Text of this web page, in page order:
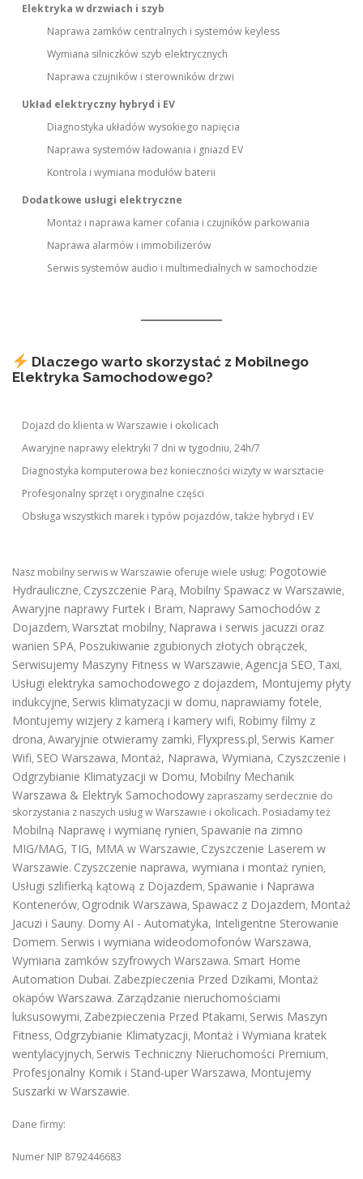
Elektryka w drzwiach i szyb
Naprawa zamków centralnych i systemów keyless
Wymiana silniczków szyb elektrycznych
Naprawa czujników i sterowników drzwi
Układ elektryczny hybryd i EV
Diagnostyka układów wysokiego napięcia
Naprawa systemów ładowania i gniazd EV
Kontrola i wymiana modułów baterii
Dodatkowe usługi elektryczne
Montaż i naprawa kamer cofania i czujników parkowania
Naprawa alarmów i immobilizerów
Serwis systemów audio i multimedialnych w samochodzie
Dlaczego warto skorzystać z Mobilnego
Elektryka Samochodowego?
Dojazd do klienta w Warszawie i okolicach
Awaryjne naprawy elektryki 7 dni w tygodniu, 24h/7
Diagnostyka komputerowa bez konieczności wizyty w warsztacie
Profesjonalny sprzęt i oryginalne części
Obsługa wszystkich marek i typów pojazdów, także hybryd i EV
Nasz mobilny serwis w Warszawie oferuje wiele usług: Pogotowie
Hydrauliczne, Czyszczenie Parą, Mobilny Spawacz w Warszawie,
Awaryjne naprawy Furtek i Bram, Naprawy Samochodów z
Dojazdem, Warsztat mobilny, Naprawa i serwis jacuzzi oraz
wanien SPA, Poszukiwanie zgubionych złotych obrączek,
Serwisujemy Maszyny Fitness w Warszawie, Agencja SEO, Taxi,
Usługi elektryka samochodowego z dojazdem, Montujemy płyty
indukcyjne, Serwis klimatyzacji w domu, naprawiamy fotele,
Montujemy wizjery z kamerą i kamery wifi, Robimy filmy z
drona, Awaryjnie otwieramy zamki, Flyxpress.pl, Serwis Kamer
Wifi, SEO Warszawa, Montaż, Naprawa, Wymiana, Czyszczenie i
Odgrzybianie Klimatyzacji w Domu, Mobilny Mechanik
Warszawa & Elektryk Samochodowy zapraszamy serdecznie do
skorzystania z naszych usług w Warszawie i okolicach. Posiadamy też
Mobilną Naprawę i wymianę rynien, Spawanie na zimno
MIG/MAG, TIG, MMA w Warszawie, Czyszczenie Laserem w
Warszawie. Czyszczenie naprawa, wymiana i montaż rynien,
Usługi szlifierką kątową z Dojazdem, Spawanie i Naprawa
Kontenerów, Ogrodnik Warszawa, Spawacz z Dojazdem, Montaż
Jacuzi i Sauny. Domy AI - Automatyka, Inteligentne Sterowanie
Domem. Serwis i wymiana wideodomofonów Warszawa,
Wymiana zamków szyfrowych Warszawa. Smart Home
Automation Dubai. Zabezpieczenia Przed Dzikami, Montaż
okapów Warszawa. Zarządzanie nieruchomościami
luksusowymi, Zabezpieczenia Przed Ptakami, Serwis Maszyn
Fitness, Odgrzybianie Klimatyzacji, Montaż i Wymiana kratek
wentylacyjnych, Serwis Techniczny Nieruchomości Premium,
Profesjonalny Komik i Stand-uper Warszawa, Montujemy
Suszarki w Warszawie.
Dane firmy:
Numer NIP 8792446683